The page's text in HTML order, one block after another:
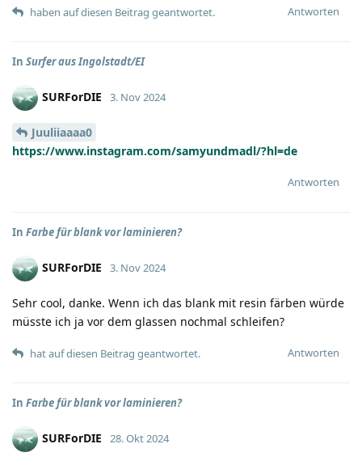
Antworten
haben auf diesen Beitrag geantwortet.
In Surfer aus Ingolstadt/EI
SURForDIE 3. Nov 2024
Juuliiaaaa0
https://www.instagram.com/samyundmadl/?hl=de
Antworten
In Farbe für blank vor laminieren?
SURForDIE 3. Nov 2024
Sehr cool, danke. Wenn ich das blank mit resin färben würde
müsste ich ja vor dem glassen nochmal schleifen?
Antworten
hat auf diesen Beitrag geantwortet.
In Farbe für blank vor laminieren?
SURForDIE 28. Okt 2024